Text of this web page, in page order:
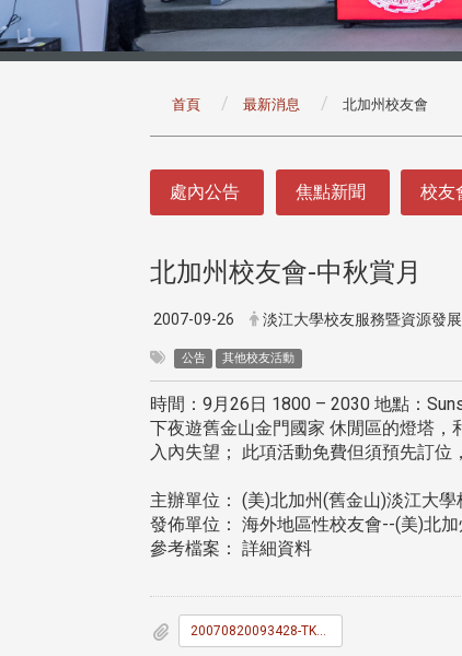
首頁 最新消息 北加州校友會
處內公告 焦點新聞 校友
北加州校友會-中秋賞月
2007-09-26 淡江大學校友服務暨資源發
公告 其他校友活動
時間：9月26日 1800 – 2030 地點：
下夜遊舊金山金門國家 休閒區的燈塔
入內失望； 此項活動免費但須預先訂位
主辦單位： (美)北加州(舊金山)淡江大學
發佈單位： 海外地區性校友會--(美)北
參考檔案： 詳細資料
20070820093428-TKU_News_031.doc